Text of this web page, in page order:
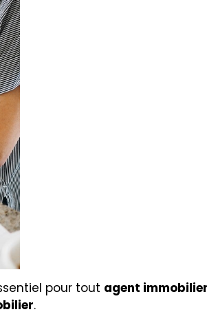
pour tout agent immobilier
.